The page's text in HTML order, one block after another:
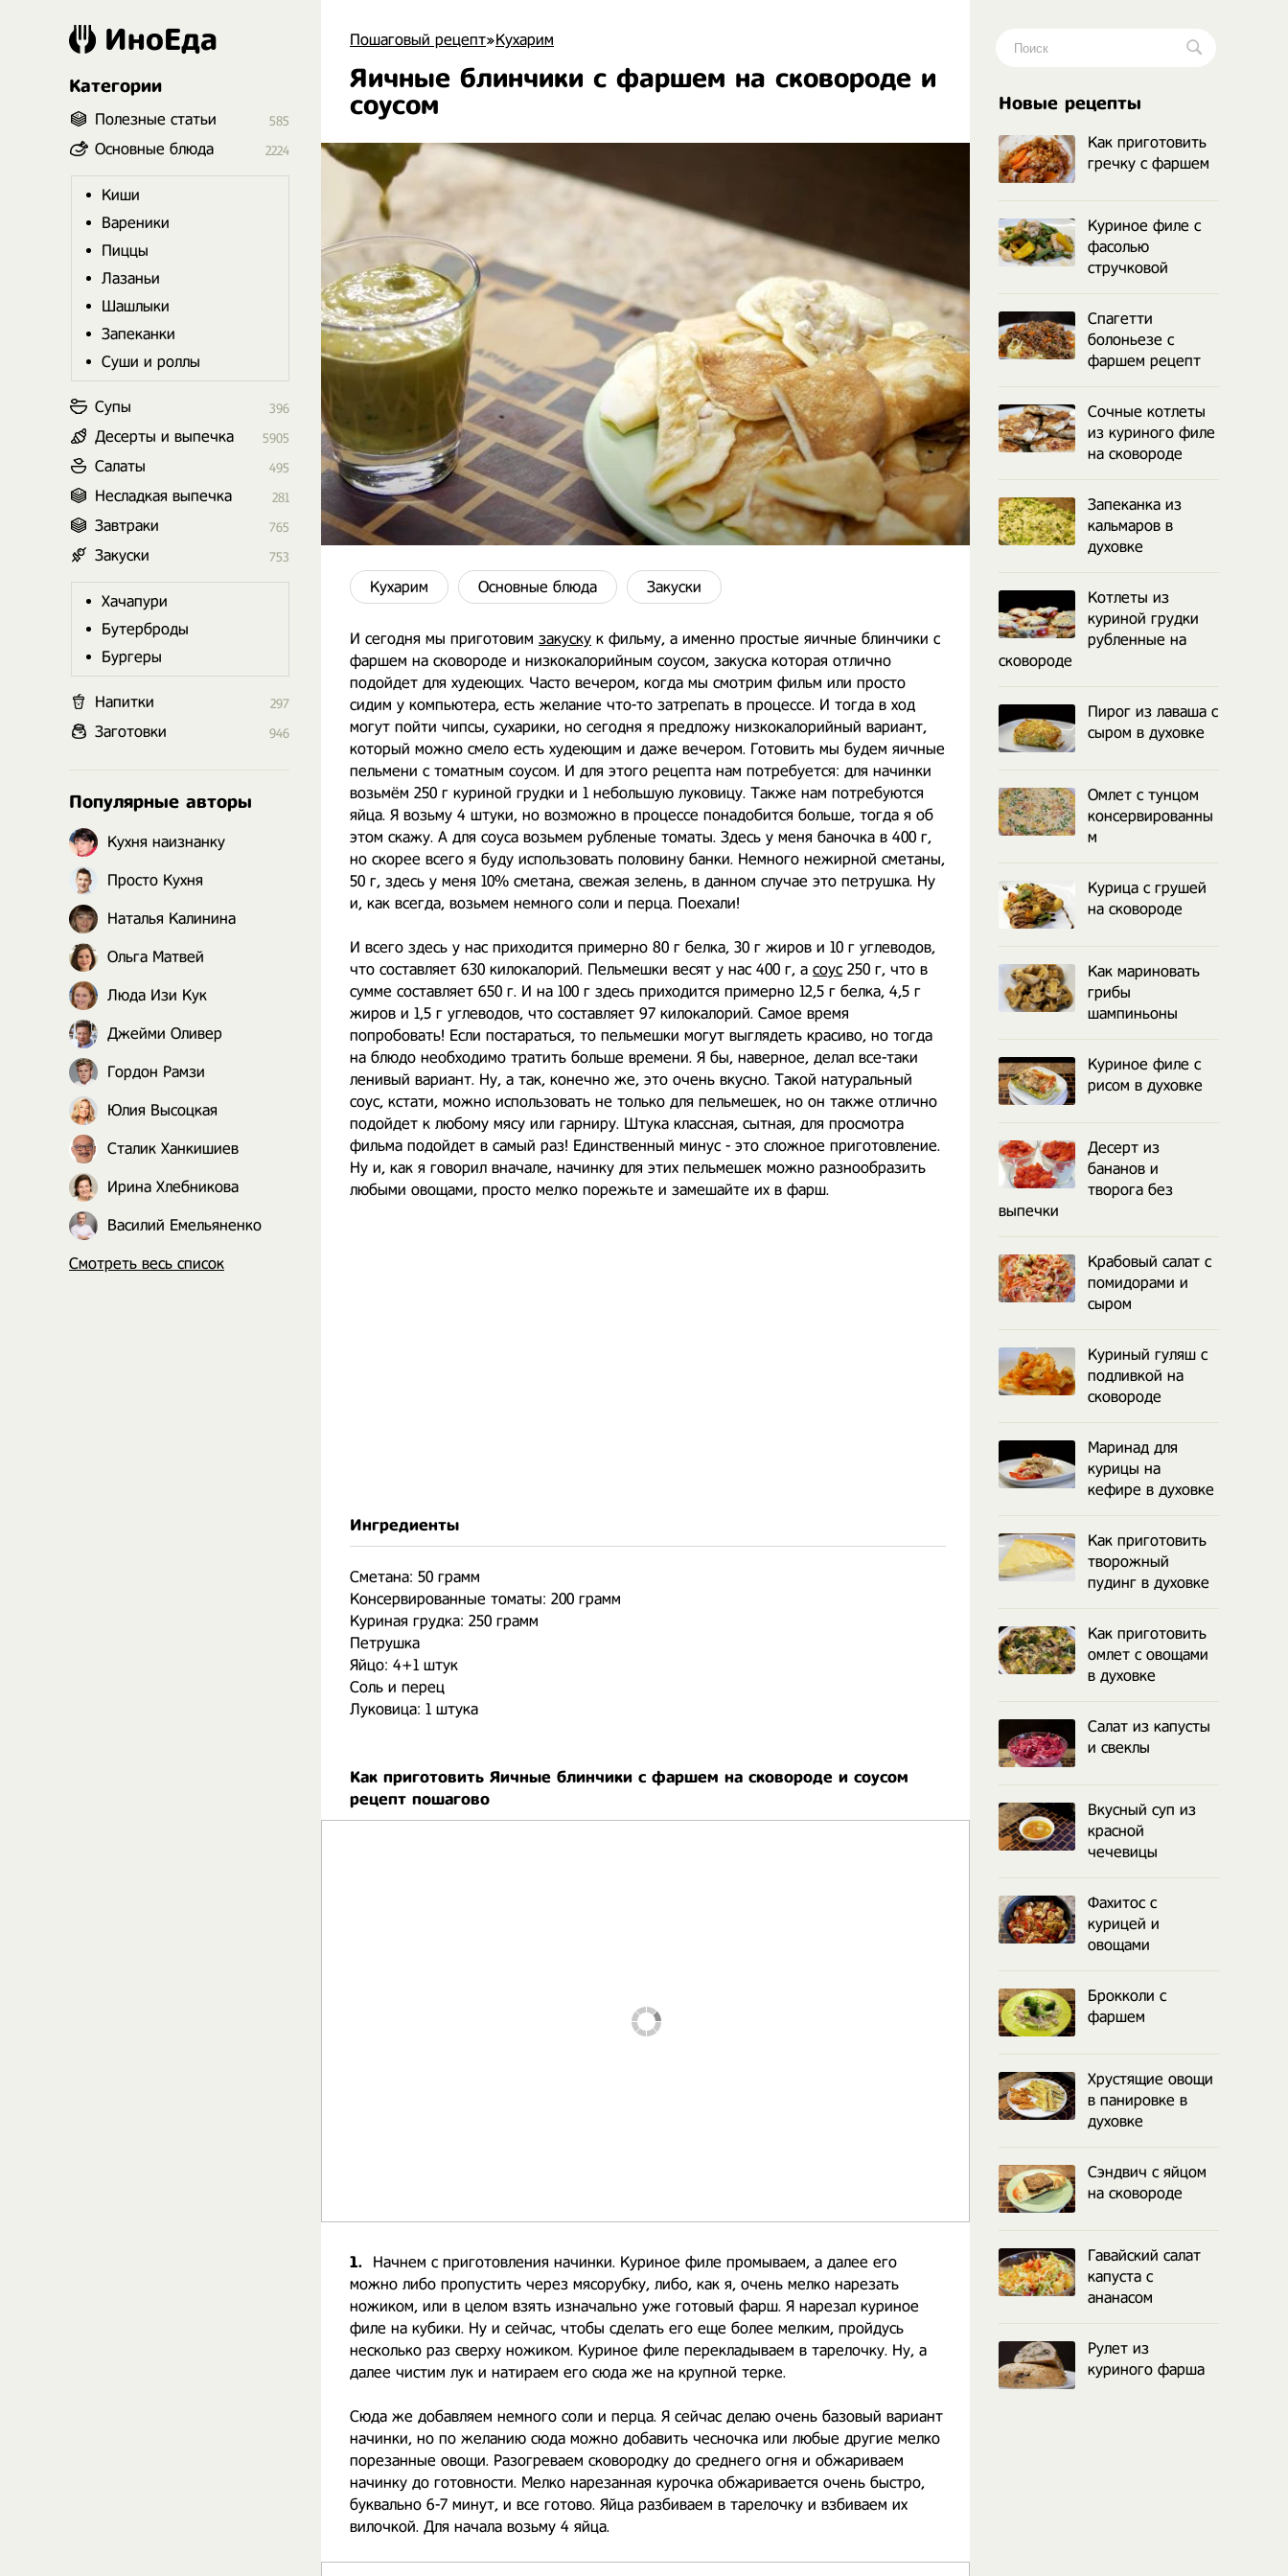
Пошаговый рецепт»Кухарим
Яичные блинчики с фаршем на сковороде и
соусом
Кухарим Основные блюда Закуски
И сегодня мы приготовим закуску к фильму, а именно простые яичные блинчики с
фаршем на сковороде и низкокалорийным соусом, закуска которая отлично
подойдет для худеющих. Часто вечером, когда мы смотрим фильм или просто
сидим у компьютера, есть желание что-то затрепать в процессе. И тогда в ход
могут пойти чипсы, сухарики, но сегодня я предложу низкокалорийный вариант,
который можно смело есть худеющим и даже вечером. Готовить мы будем яичные
пельмени с томатным соусом. И для этого рецепта нам потребуется: для начинки
возьмём 250 г куриной грудки и 1 небольшую луковицу. Также нам потребуются
яйца. Я возьму 4 штуки, но возможно в процессе понадобится больше, тогда я об
этом скажу. А для соуса возьмем рубленые томаты. Здесь у меня баночка в 400 г,
но скорее всего я буду использовать половину банки. Немного нежирной сметаны,
50 г, здесь у меня 10% сметана, свежая зелень, в данном случае это петрушка. Ну
и, как всегда, возьмем немного соли и перца. Поехали!
И всего здесь у нас приходится примерно 80 г белка, 30 г жиров и 10 г углеводов,
что составляет 630 килокалорий. Пельмешки весят у нас 400 г, а соус 250 г, что в
сумме составляет 650 г. И на 100 г здесь приходится примерно 12,5 г белка, 4,5 г
жиров и 1,5 г углеводов, что составляет 97 килокалорий. Самое время
попробовать! Если постараться, то пельмешки могут выглядеть красиво, но тогда
на блюдо необходимо тратить больше времени. Я бы, наверное, делал все-таки
ленивый вариант. Ну, а так, конечно же, это очень вкусно. Такой натуральный
соус, кстати, можно использовать не только для пельмешек, но он также отлично
подойдет к любому мясу или гарниру. Штука классная, сытная, для просмотра
фильма подойдет в самый раз! Единственный минус - это сложное приготовление.
Ну и, как я говорил вначале, начинку для этих пельмешек можно разнообразить
любыми овощами, просто мелко порежьте и замешайте их в фарш.
Ингредиенты
Сметана: 50 грамм
Консервированные томаты: 200 грамм
Куриная грудка: 250 грамм
Петрушка
Яйцо: 4+1 штук
Соль и перец
Луковица: 1 штука
Как приготовить Яичные блинчики с фаршем на сковороде и соусом
рецепт пошагово
1.
Начнем с приготовления начинки. Куриное филе промываем, а далее его
можно либо пропустить через мясорубку, либо, как я, очень мелко нарезать
ножиком, или в целом взять изначально уже готовый фарш. Я нарезал куриное
филе на кубики. Ну и сейчас, чтобы сделать его еще более мелким, пройдусь
несколько раз сверху ножиком. Куриное филе перекладываем в тарелочку. Ну, а
далее чистим лук и натираем его сюда же на крупной терке.
Сюда же добавляем немного соли и перца. Я сейчас делаю очень базовый вариант
начинки, но по желанию сюда можно добавить чесночка или любые другие мелко
порезанные овощи. Разогреваем сковородку до среднего огня и обжариваем
начинку до готовности. Мелко нарезанная курочка обжаривается очень быстро,
буквально 6-7 минут, и все готово. Яйца разбиваем в тарелочку и взбиваем их
вилочкой. Для начала возьму 4 яйца.
ИноЕда
Категории
Полезные статьи 585
Основные блюда 2224
Киши
Вареники
Пиццы
Лазаньи
Шашлыки
Запеканки
Суши и роллы
Супы 396
Десерты и выпечка 5905
Салаты 495
Несладкая выпечка 281
Завтраки 765
Закуски 753
Хачапури
Бутерброды
Бургеры
Напитки 297
Заготовки 946
Популярные авторы
Кухня наизнанку
Просто Кухня
Наталья Калинина
Ольга Матвей
Люда Изи Кук
Джейми Оливер
Гордон Рамзи
Юлия Высоцкая
Сталик Ханкишиев
Ирина Хлебникова
Василий Емельяненко
Смотреть весь список
Новые рецепты
Как приготовить
гречку с фаршем
Куриное филе с
фасолью
стручковой
Спагетти
болоньезе с
фаршем рецепт
Сочные котлеты
из куриного филе
на сковороде
Запеканка из
кальмаров в
духовке
Котлеты из
куриной грудки
рубленные на
сковороде
Пирог из лаваша с
сыром в духовке
Омлет с тунцом
консервированны
м
Курица с грушей
на сковороде
Как мариновать
грибы
шампиньоны
Куриное филе с
рисом в духовке
Десерт из
бананов и
творога без
выпечки
Крабовый салат с
помидорами и
сыром
Куриный гуляш с
подливкой на
сковороде
Маринад для
курицы на
кефире в духовке
Как приготовить
творожный
пудинг в духовке
Как приготовить
омлет с овощами
в духовке
Салат из капусты
и свеклы
Вкусный суп из
красной
чечевицы
Фахитос с
курицей и
овощами
Брокколи с
фаршем
Хрустящие овощи
в панировке в
духовке
Сэндвич с яйцом
на сковороде
Гавайский салат
капуста с
ананасом
Рулет из
куриного фарша